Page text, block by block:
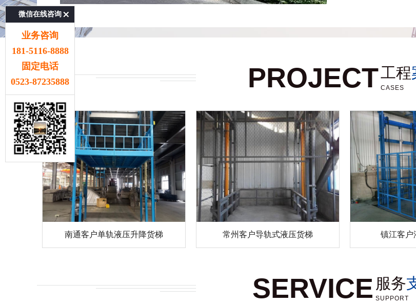
PROJECT工程
CASES
南通客户单轨液压升降货梯 常州客户导轨式液压货梯 镇江客户
SERVICE 服务
SUPPORT
微信在线咨询
业务咨询
181-5116-8888
固定电话
0523-87235888